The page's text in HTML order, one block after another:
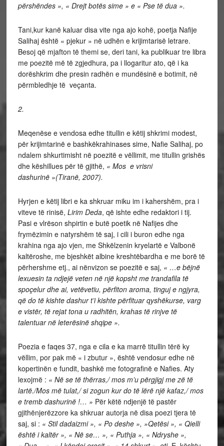
përshëndes », « Drejt botës sime » e « Pse të dua ».
Tani,kur kanë kaluar disa vite nga ajo kohë, poetja Nafije
Salihaj është « pjekur » në udhën e krijimtarisë letrare.
Besoj që mjafton të themi se, deri tani, ka publikuar tre libra
me poezitë më të zgjedhura, pa i llogaritur ato, që i ka
dorëshkrim dhe presin radhën e mundësinë e botimit, në
përmbledhje të veçanta.
2.
Meqenëse e vendosa edhe titullin e këtij shkrimi modest,
për krijimtarinë e bashkëkrahinases sime, Nafie Salihaj, po
ndalem shkurtimisht në poezitë e vëllimit, me titullin grishës
dhe këshillues për të gjithë, « Mos e vrisni
dashurinë »(Tiranë, 2007).
Hyrjen e këtij libri e ka shkruar miku im i kahershëm, pra i
viteve të rinisë, Lirim Deda, që ishte edhe redaktori i tij.
Pasi e vlrëson shpirtin e butë poetik në Nafijes dhe
frymëzimin e natyrshëm të saj, i cili i buron edhe nga
krahina nga ajo vjen, me Shkëlzenin kryelartë e Valbonë
kaltëroshe, me bjeshkët albine kreshtëbardha e me borë të
përhershme etj., ai nënvizon se poezitë e saj, « …e bëjnë
lexuesin ta ndjejë veten në një kopsht me trandafila të
spoçelur dhe ai, vetëvetiu, përfiton aroma, tinguj e ngjyra,
që do të kishte dashur t’i kishte përfituar qyshëkurse, varg
e vistër, të rejat tona u radhitën, krahas të rinjve të
talentuar në leterësinë shqipe ».
Poezia e faqes 37, nga e cila e ka marrë titullin tërë ky
vëllim, por pak më « i zbutur », është vendosur edhe në
kopertinën e fundit, bashkë me fotografinë e Nafies. Aty
lexojmë : « Në se të thërras,/ mos m’u përgjigj me zë të
lartë./Mos më tulat,/ si zogun kur do të lërë një kafaz,/ mos
e tremb dashurinë !… » Për këtë ndjenjë të pastër
gjithënjerëzzore ka shkruar autorja në disa poezi tjera të
saj, si : « Stil dadaizmi », « Po deshe », »Qetësi », « Qielli
është i kaltër », « Në se… », « Puthja », « Ndryshe »,